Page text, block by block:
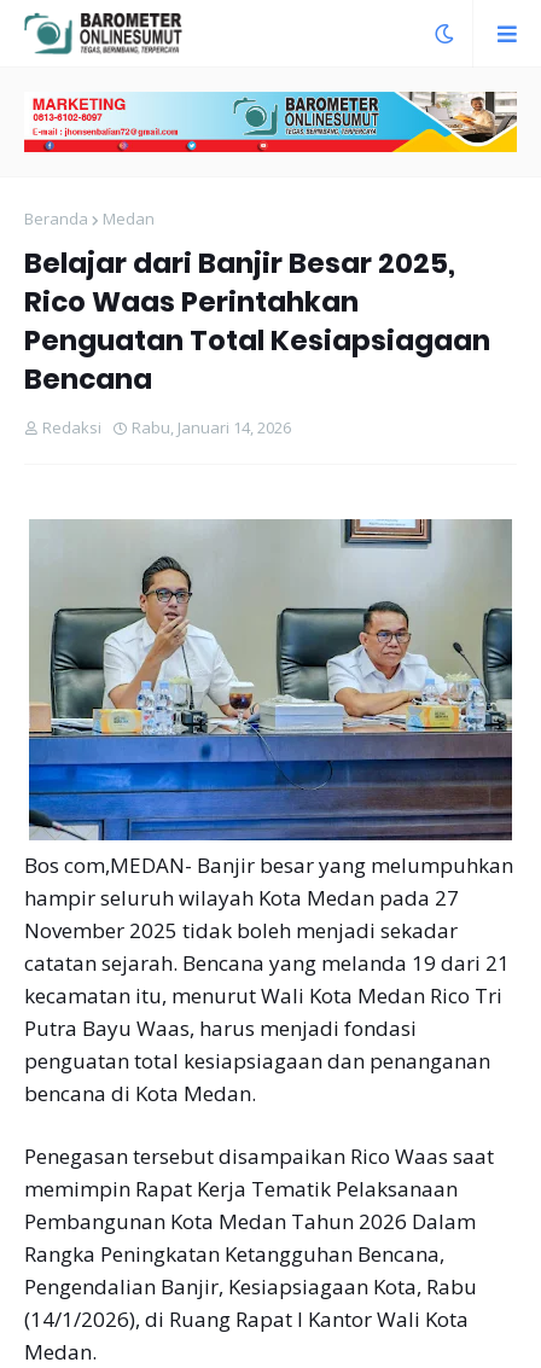
Beranda Medan
Belajar dari Banjir Besar 2025,
Rico Waas Perintahkan
Penguatan Total Kesiapsiagaan
Bencana
Redaksi Rabu, Januari 14, 2026
Bos com,MEDAN- Banjir besar yang melumpuhkan
hampir seluruh wilayah Kota Medan pada 27
November 2025 tidak boleh menjadi sekadar
catatan sejarah. Bencana yang melanda 19 dari 21
kecamatan itu, menurut Wali Kota Medan Rico Tri
Putra Bayu Waas, harus menjadi fondasi
penguatan total kesiapsiagaan dan penanganan
bencana di Kota Medan.
Penegasan tersebut disampaikan Rico Waas saat
memimpin Rapat Kerja Tematik Pelaksanaan
Pembangunan Kota Medan Tahun 2026 Dalam
Rangka Peningkatan Ketangguhan Bencana,
Pengendalian Banjir, Kesiapsiagaan Kota, Rabu
(14/1/2026), di Ruang Rapat I Kantor Wali Kota
Medan.